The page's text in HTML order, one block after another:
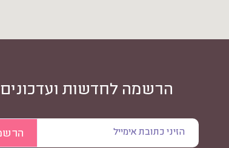
הרשמה לחדשות ועדכונים